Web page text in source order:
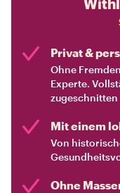
Privat &
Ohne
Experte.
zugeschnitten
Mit einem
Von
Ohne